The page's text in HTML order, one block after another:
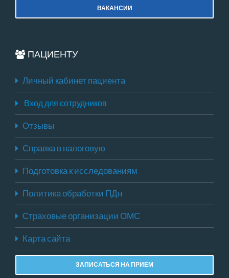
ВАКАНСИИ
ПАЦИЕНТУ
Личный кабинет пациента
Вход для сотрудников
Отзывы
Справка в налоговую
Подготовка к исследованиям
Политика обработки ПДн
Страховые организации ОМС
Карта сайта
ЗАПИСАТЬСЯ НА ПРИЕМ